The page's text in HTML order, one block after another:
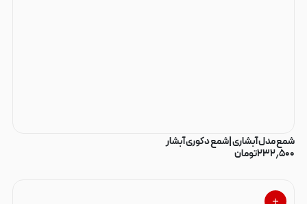
شمع مدل آبشاری |شمع دکوری آبشار
۲۳۲٫۵۰۰تومان